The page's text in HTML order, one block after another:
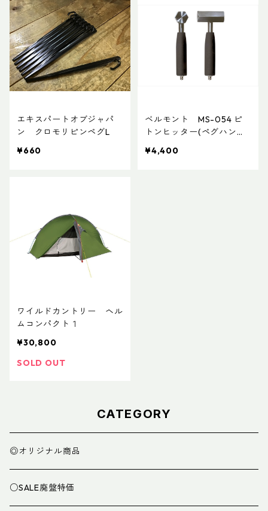
エキスパートオブジャパ
ン クロモリピンペグL
¥660
ベルモント MS-054 ピ
トンヒッター(ペグハンマ
¥4,400
ワイルドカントリー ヘル
ムコンパクト１
¥30,800
SOLD OUT
CATEGORY
◎オリジナル商品
○SALE廃盤特価